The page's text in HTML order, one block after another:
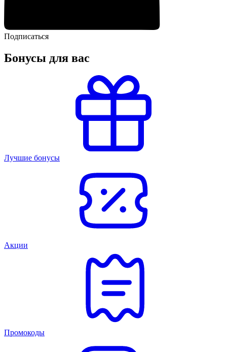
Подписаться
Бонусы для вас
Лучшие бонусы
Акции
Промокоды